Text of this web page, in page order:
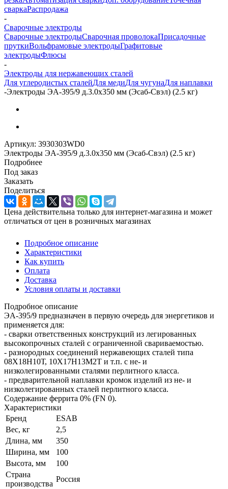
сваркаРаспродажа
-
Сварочные электроды
Сварочные электродыСварочная проволокаПрисадочные
пруткиВольфрамовые электродыГрафитовые
электродыФлюсы
-
Электроды для нержавеющих сталей
Для углеродистых сталейДля медиДля чугунаДля наплавки
-Электроды ЭА-395/9 д.3.0х350 мм (Эсаб-Свэл) (2.5 кг)
Артикул: 3930303WD0
Электроды ЭА-395/9 д.3.0х350 мм (Эсаб-Свэл) (2.5 кг)
Подробнее
Под заказ
Заказать
Поделиться
Цена действительна только для интернет-магазина и может
отличаться от цен в розничных магазинах
Подробное описание
Характеристики
Как купить
Оплата
Доставка
Условия оплаты и доставки
Подробное описание
ЭА-395/9 предназначен в первую очередь для энергетиков и
применяется для:
- сварки ответственных конструкций из легированных
высокопрочных сталей с ограниченной свариваемостью.
- разнородных соединений нержавеющих сталей типа
08Х18Н10Т, 10Х17Н13М2Т и т.п. с не- и
низколегированными сталями перлитного класса.
- предварительной наплавки кромок изделий из не- и
низколегированных сталей перлитного класса.
Содержание феррита 0% (FN 0).
Характеристики
Бренд
ESAB
Вес, кг
2,5
Длина, мм
350
Ширина, мм
100
Высота, мм
100
Страна
производства
Россия